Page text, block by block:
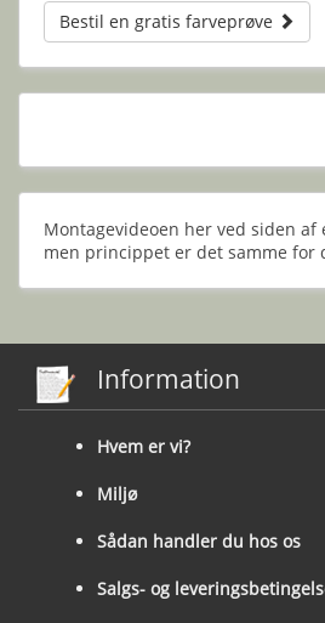
Bestil en gratis farveprøve
Montagevideoen her ved siden af
men princippet er det samme for
Information
Hvem er vi?
Miljø
Sådan handler du hos os
Salgs- og